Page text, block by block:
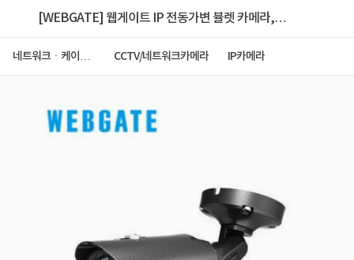
[WEBGATE] 웹게이트 IP 전동가변 뷸렛 카메라,
네트워크ㆍ케이블
CCTV/네트워크카메라 IP카메라